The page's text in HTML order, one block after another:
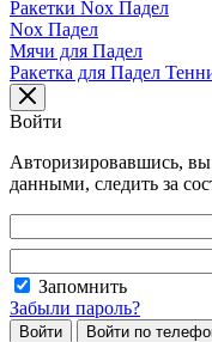
Ракетки Nox Падел
Nox Падел
Мячи для Падел
Ракетка для Падел
Войти
Авторизировавшись,
данными, следить за
Запомнить
Забыли пароль?
Войти Войти по